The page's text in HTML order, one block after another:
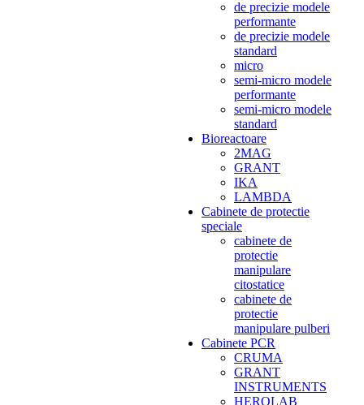
de precizie modele
performante
de precizie modele
standard
micro
semi-micro modele
performante
semi-micro modele
standard
Bioreactoare
2MAG
GRANT
IKA
LAMBDA
Cabinete de protectie
speciale
cabinete de
protectie
manipulare
citostatice
cabinete de
protectie
manipulare pulberi
Cabinete PCR
CRUMA
GRANT
INSTRUMENTS
HEROLAB